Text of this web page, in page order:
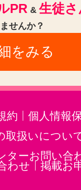
PR & 生徒
せんか？
をみる
約
個人情報
取扱いについ
ターお問い合
わせ
掲載お